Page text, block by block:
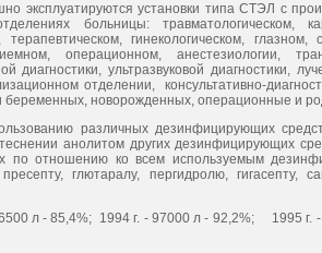
установки типа СТЭЛ с
больницы: травматологическом,
гинекологическом, глазном,
операционном, анестезиологии,
диагностики, ультразвуковой диагностики,
отделении, консультативно-
беременных, новорожденных, операционные и
различных дезинфицирующих
анолитом других дезинфицирующих
отношению ко всем используемым
глютаралу, пергидролю,
л - 85,4%; 1994 г. - 97000 л - 92,2%; 1995